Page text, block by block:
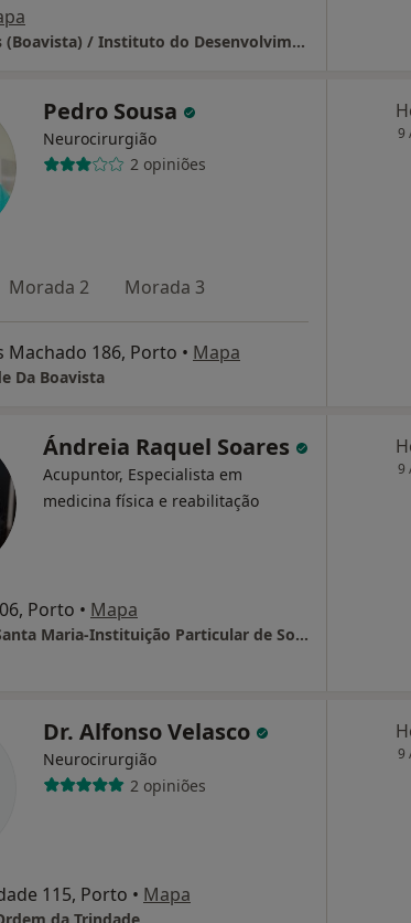
Clínica Praxis (Boavista) / Instituto do Desenvolvimento (Paredes) / Clínica Fortius (Feira)
Pedro Sousa
Neurocirurgião
2 opiniões
Morada 2 Morada 3
Machado 186, Porto • Mapa
Da Boavista
9
Ándreia Raquel Soares
Acupuntor, Especialista em
medicina física e reabilitação
Porto • Mapa
Hospital de Santa Maria-Instituição Particular de Solidariedade Social
9
Dr. Alfonso Velasco
Neurocirurgião
2 opiniões
115, Porto • Mapa
9